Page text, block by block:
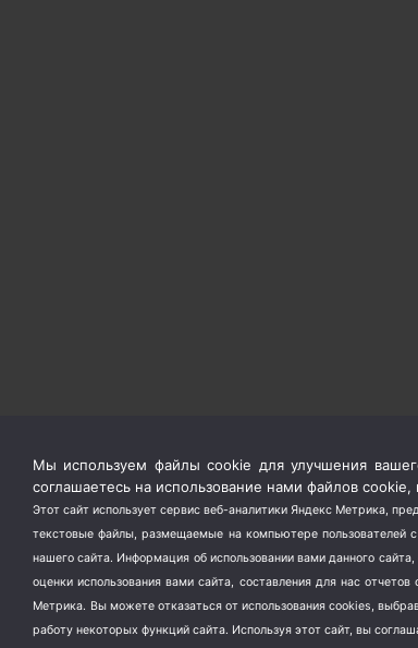
Мы используем файлы cookie для улучшения
соглашаетесь на использование нами файлов
Этот сайт использует сервис веб-аналитики Яндекс Метрика,
текстовые файлы, размещаемые на компьютере пользователей с
нашего сайта. Информация об использовании вами данного
оценки использования вами сайта, составления для нас
Метрика. Вы можете отказаться от использования cookies,
работу некоторых функций сайта. Используя этот сайт, вы